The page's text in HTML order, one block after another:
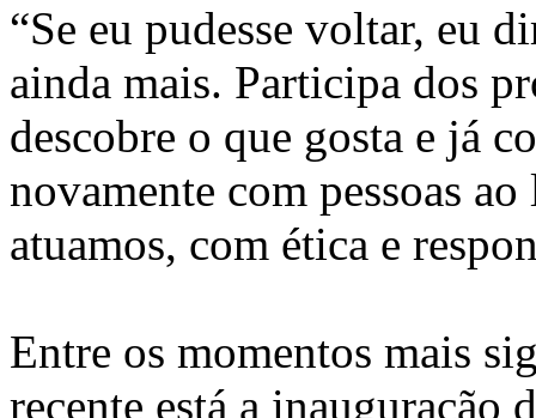
“Se eu pudesse voltar, eu
ainda mais. Participa dos
descobre o que gosta e já
novamente com pessoas
atuamos, com ética e
Entre os momentos mais
recente está a